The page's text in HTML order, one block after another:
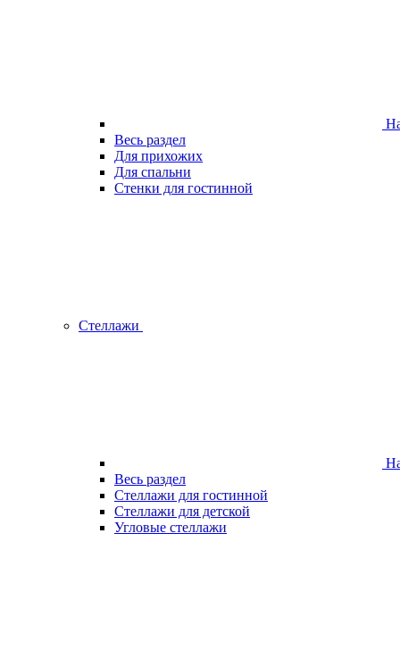
Весь раздел
Для прихожих
Для спальни
Стенки для гостинной
Стеллажи
Весь раздел
Стеллажи для гостинной
Стеллажи для детской
Угловые стеллажи